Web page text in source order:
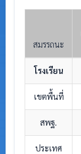
สมรรถนะ
โรงเรียน
เขตพื้นที่
สพฐ.
ประเทศ